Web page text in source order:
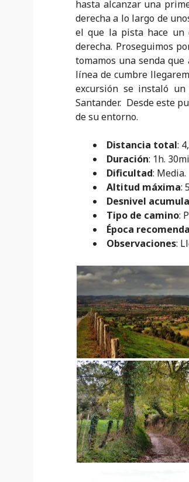
hasta alcanzar una
derecha a lo largo de
el que la pista hace un
derecha. Proseguimos
tomamos una senda
línea de cumbre
excursión se instaló
Santander. Desde este
de su entorno.
Distancia total:
Duración: 1h.
Dificultad: Media.
Altitud máxima:
Desnivel
Tipo de camino:
Época
Observaciones: